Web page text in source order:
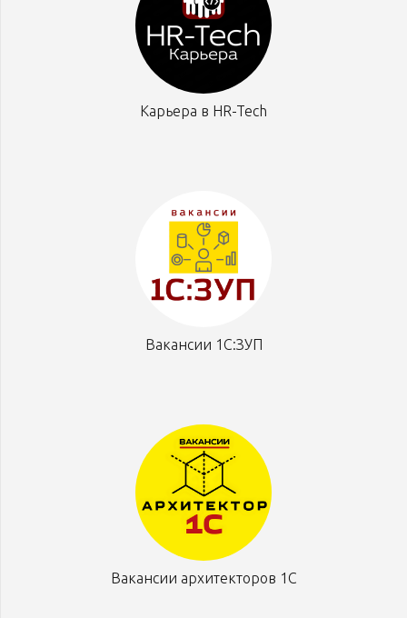
Карьера в HR-Tech
Вакансии 1С:ЗУП
Вакансии архитекторов 1С